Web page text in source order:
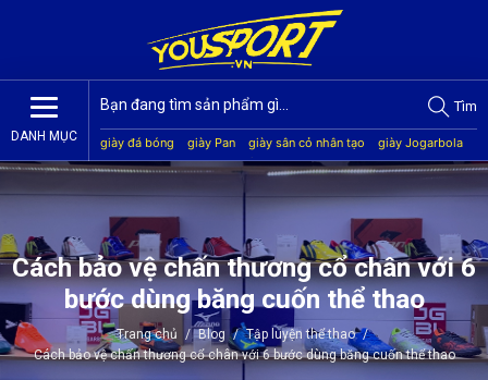
DANH MỤC
Tìm
giày đá bóng giày Pan giày sân cỏ nhân tạo
giày Jogarbola
giày Mitre
giày Akka quần áo bóng đá giày Kamito
Cách bảo vệ chấn thương cổ chân với 6
bước dùng băng cuốn thể thao
Trang chủ / Blog / Tập luyện thể thao /
Cách bảo vệ chấn thương cổ chân với 6 bước dùng băng cuốn thể thao